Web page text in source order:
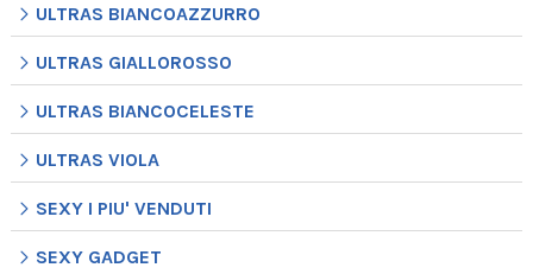
ULTRAS BIANCOAZZURRO
ULTRAS GIALLOROSSO
ULTRAS BIANCOCELESTE
ULTRAS VIOLA
SEXY I PIU' VENDUTI
SEXY GADGET